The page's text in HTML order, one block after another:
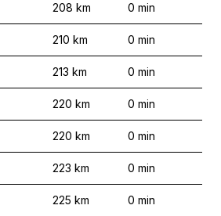
208 km 0 min
210 km 0 min
213 km 0 min
220 km 0 min
220 km 0 min
223 km 0 min
225 km 0 min